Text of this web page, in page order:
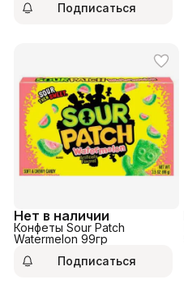
Подписаться
Нет в наличии
Конфеты Sour Patch
Watermelon 99гр
Подписаться